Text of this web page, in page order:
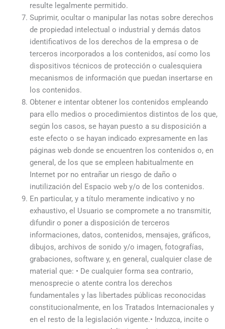
resulte legalmente permitido.
Suprimir, ocultar o manipular las notas sobre derechos
de propiedad intelectual o industrial y demás datos
identificativos de los derechos de la empresa o de
terceros incorporados a los contenidos, así como los
dispositivos técnicos de protección o cualesquiera
mecanismos de información que puedan insertarse en
los contenidos.
Obtener e intentar obtener los contenidos empleando
para ello medios o procedimientos distintos de los que,
según los casos, se hayan puesto a su disposición a
este efecto o se hayan indicado expresamente en las
páginas web donde se encuentren los contenidos o, en
general, de los que se empleen habitualmente en
Internet por no entrañar un riesgo de daño o
inutilización del Espacio web y/o de los contenidos.
En particular, y a título meramente indicativo y no
exhaustivo, el Usuario se compromete a no transmitir,
difundir o poner a disposición de terceros
informaciones, datos, contenidos, mensajes, gráficos,
dibujos, archivos de sonido y/o imagen, fotografías,
grabaciones, software y, en general, cualquier clase de
material que: • De cualquier forma sea contrario,
menosprecie o atente contra los derechos
fundamentales y las libertades públicas reconocidas
constitucionalmente, en los Tratados Internacionales y
en el resto de la legislación vigente.• Induzca, incite o